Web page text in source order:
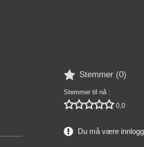
 Stemmer (0)
Stemmer til nå :
 0,0
Du må være